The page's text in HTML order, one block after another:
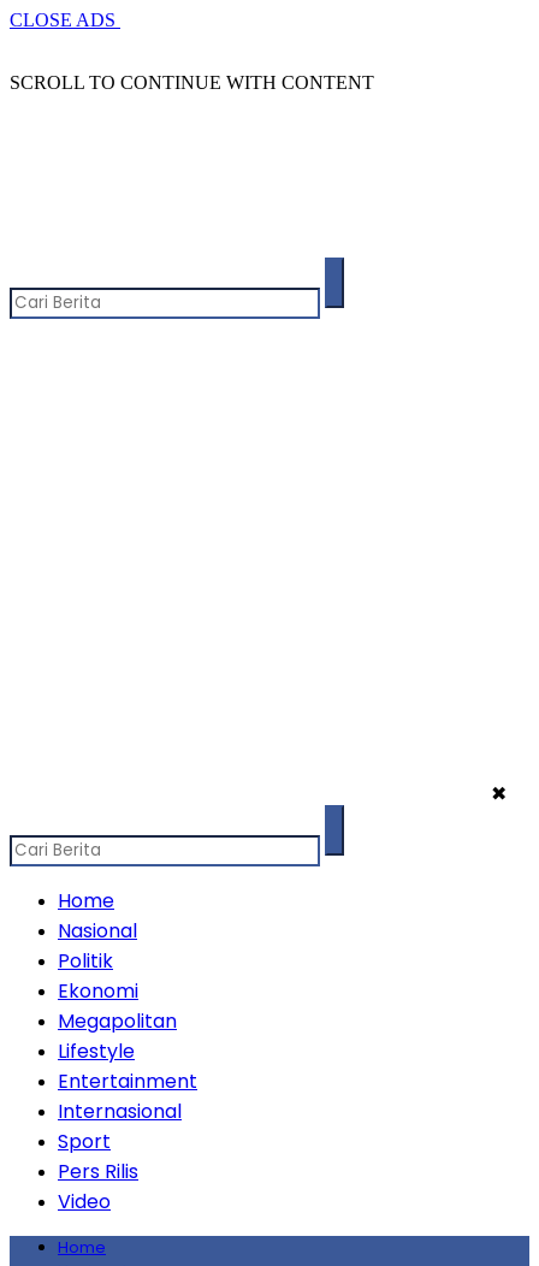
CLOSE ADS
SCROLL TO CONTINUE WITH CONTENT
✖
Home
Nasional
Politik
Ekonomi
Megapolitan
Lifestyle
Entertainment
Internasional
Sport
Pers Rilis
Video
Home